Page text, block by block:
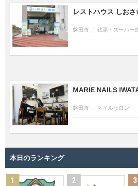
レストハウス しおさ
磐田市 銭湯・スーパー
MARIE NAILS
磐田市 ネイルサロン
本日のランキング
1 2 3